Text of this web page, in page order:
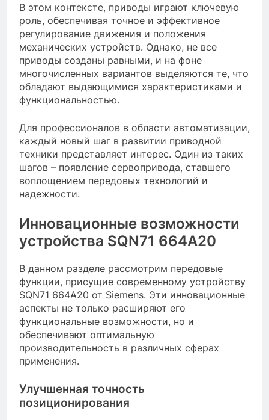
В этом контексте, приводы играют ключевую
роль, обеспечивая точное и эффективное
регулирование движения и положения
механических устройств. Однако, не все
приводы созданы равными, и на фоне
многочисленных вариантов выделяются те, что
обладают выдающимися характеристиками и
функциональностью.
Для профессионалов в области автоматизации,
каждый новый шаг в развитии приводной
техники представляет интерес. Один из таких
шагов – появление сервопривода, ставшего
воплощением передовых технологий и
надежности.
Инновационные возможности
устройства SQN71 664A20
В данном разделе рассмотрим передовые
функции, присущие современному устройству
SQN71 664A20 от Siemens. Эти инновационные
аспекты не только расширяют его
функциональные возможности, но и
обеспечивают оптимальную
производительность в различных сферах
применения.
Улучшенная точность
позиционирования